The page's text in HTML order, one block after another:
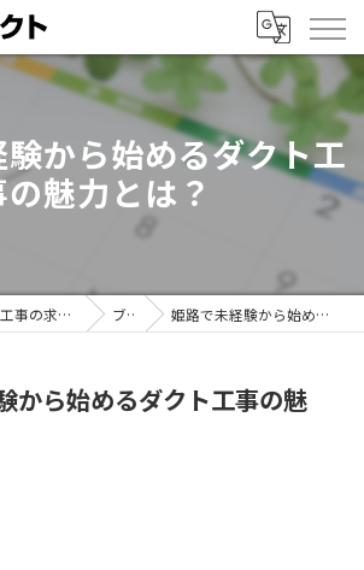
から始めるダクト工
の魅力とは？
兵庫県姫路市で管工事の求人なら株式会社アイ・ダクト ブログ 姫路で未経験から始めるダクト工事の魅力とは？
から始めるダクト工事の魅